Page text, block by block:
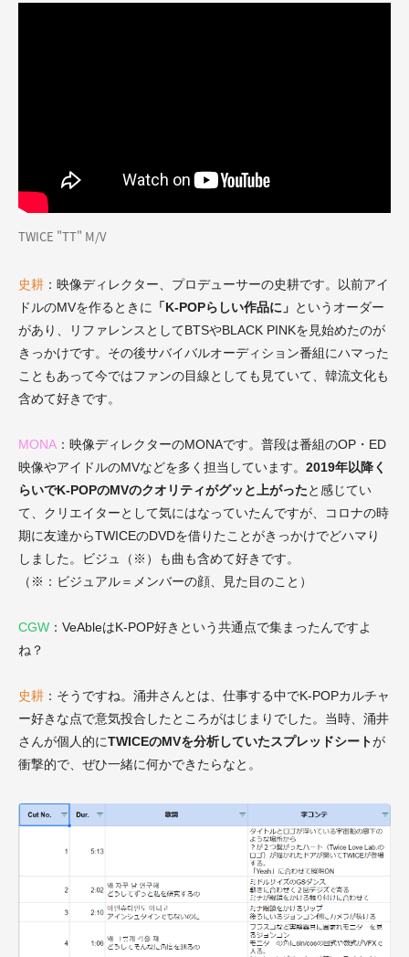
TWICE "TT" M/V
史耕 ：映像ディレクター、プロデューサーの史耕です。以前アイ
ドルのMVを作るときに
「K-POPらしい作品に」 というオーダー
があり、リファレンスとしてBTSやBLACK PINKを見始めたのが
きっかけです。その後サバイバルオーディション番組にハマった
こともあって今ではファンの目線としても 見ていて、韓流文化も
含めて好きです。
MONA ：映像ディレクターのMONAです。普段は番組のOP・ED
映像やアイドルのMVなどを多く担当しています。 2019年以降く
らいでK-POPのMVのクオリティがグッと上がったと感じてい
て、クリエイターとして気にはなっていたんですが、コロナの時
期に友達からTWICEのDVDを借りたことがきっかけでどハマり
しました。ビジュ（※）も曲も含めて好きです。
（※：ビジュアル＝メンバーの顔、見た目のこと）
CGW ：VeAbleはK-POP好きという共通点で集まったんですよ
ね？
史耕 ：そうですね。涌井さんとは、仕事する中でK-POPカルチャ
ー好きな点で意気投合したところがはじまりでした。当時、涌井
さんが個人的にTWICEのMVを分析していたスプレッドシートが
衝撃的で、ぜひ一緒に何かできたらなと。